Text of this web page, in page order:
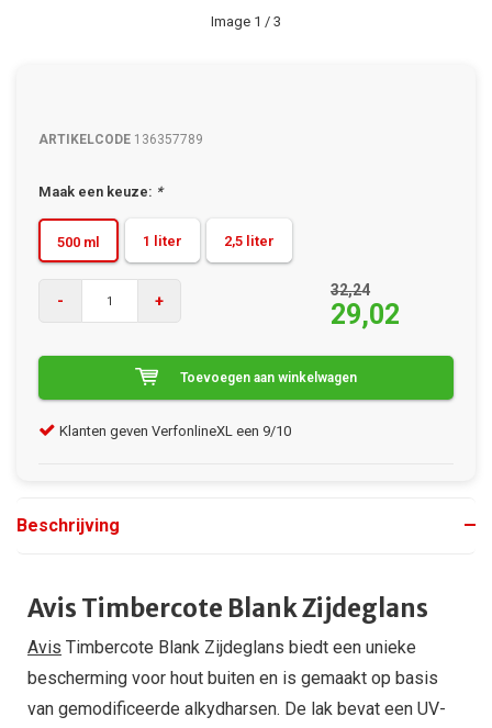
Image 1 / 3
ARTIKELCODE 136357789
Maak een keuze: *
500 ml 1 liter 2,5 liter
- +
32,24
29,02
Toevoegen aan winkelwagen
Klanten geven VerfonlineXL een 9/10
Beschrijving
Avis Timbercote Blank Zijdeglans
Avis Timbercote Blank Zijdeglans biedt een unieke
bescherming voor hout buiten en is gemaakt op basis
van gemodificeerde alkydharsen. De lak bevat een UV-